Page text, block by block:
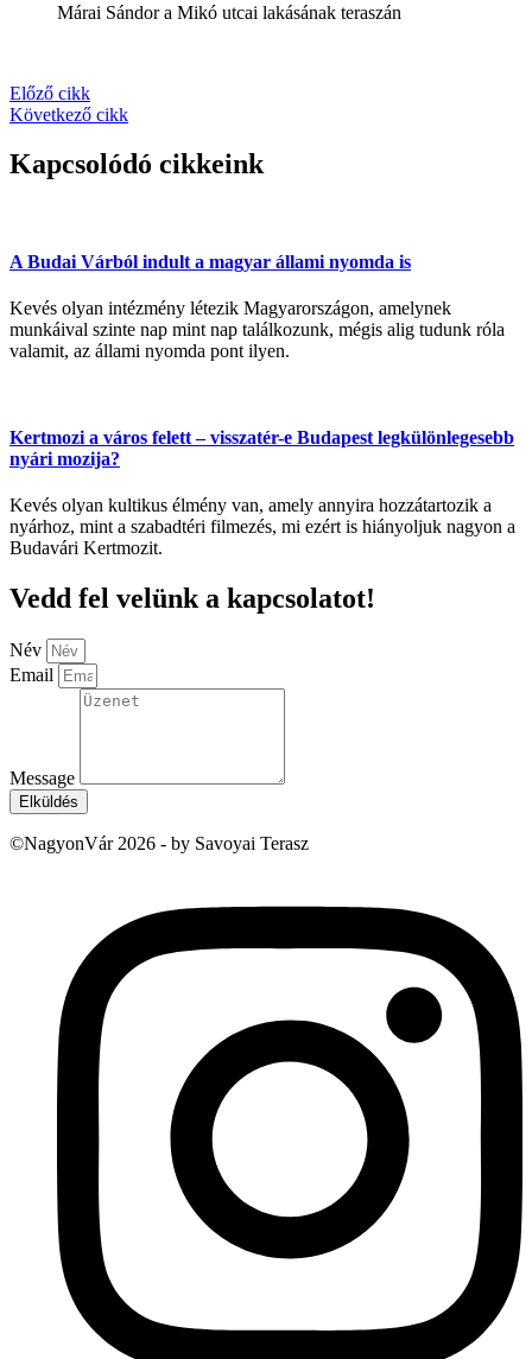
Márai Sándor a Mikó utcai lakásának teraszán
Előző cikk
Következő cikk
Kapcsolódó cikkeink
A Budai Várból indult a magyar állami nyomda is
Kevés olyan intézmény létezik Magyarországon, amelynek
munkáival szinte nap mint nap találkozunk, mégis alig tudunk róla
valamit, az állami nyomda pont ilyen.
Kertmozi a város felett – visszatér-e Budapest legkülönlegesebb
nyári mozija?
Kevés olyan kultikus élmény van, amely annyira hozzátartozik a
nyárhoz, mint a szabadtéri filmezés, mi ezért is hiányoljuk nagyon a
Budavári Kertmozit.
Vedd fel velünk a kapcsolatot!
Név
Email
Message
Elküldés
©NagyonVár 2026 - by Savoyai Terasz